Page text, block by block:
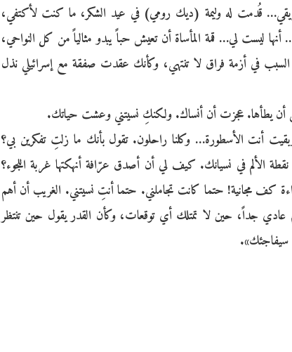
قُدمت له وليمة (ديك رومي) في عيد الشكر، ما كنت لأكتفي،
ليست لي… قمة المأساة أن تعيش حباً يبدو مثالياً من كل النواحي،
في أزمة فراق لا تنتهي، وكأنك عقدت صفقة مع إسرائيلي نذل
يطأها. عجزت أن أنساك. ولكنكِ نسيتني وعشت حياتك.
أنت الأسطورة… وكلنا راحلون. تقول بأنك ما زلتِ تفكرين بي؟
نقطة الألم في نسيانك. كيف لي أن أصدق عرّافة أنهكتها غربة اللجوء؟
كف مجانية! حتما كانت تجاملني. حتما أنتِ نسيتني. الغريب أن أهم
جداً، حين لا تمتلك أي توقعات، وكأن القدر يقول حين تنتظر
سيفاجئك».